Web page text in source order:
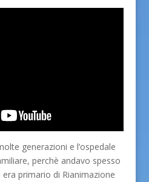
generazioni e l’ospedale
perchè andavo spesso
primario di Rianimazione